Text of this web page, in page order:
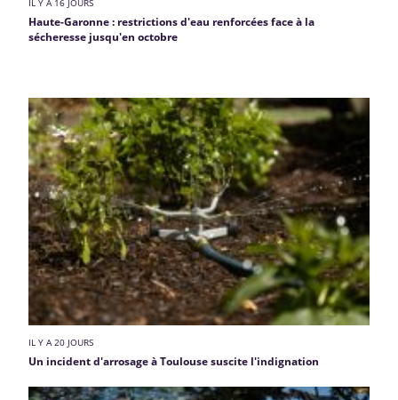
IL Y A 16 JOURS
Haute-Garonne : restrictions d'eau renforcées face à la
sécheresse jusqu'en octobre
IL Y A 20 JOURS
Un incident d'arrosage à Toulouse suscite l'indignation